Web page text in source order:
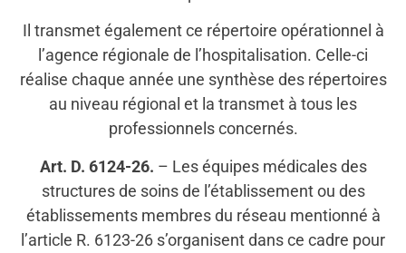
Il transmet également ce répertoire opérationnel à
l’agence régionale de l’hospitalisation. Celle-ci
réalise chaque année une synthèse des répertoires
au niveau régional et la transmet à tous les
professionnels concernés.
Art. D. 6124-26. – Les équipes médicales des
structures de soins de l’établissement ou des
établissements membres du réseau mentionné à
l’article R. 6123-26 s’organisent dans ce cadre pour